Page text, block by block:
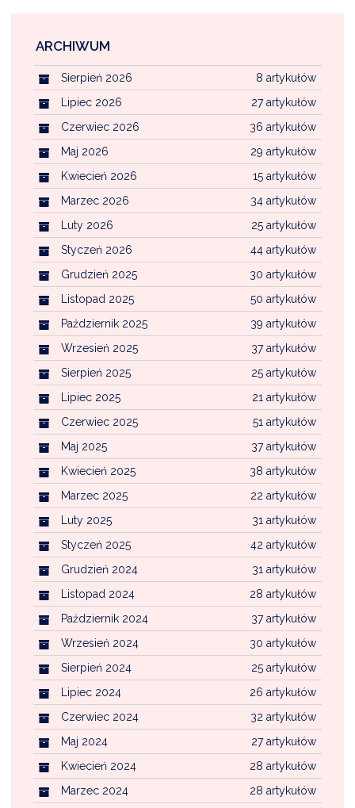
ARCHIWUM
8 artykułów
Sierpień 2026
27 artykułów
Lipiec 2026
36 artykułów
Czerwiec 2026
29 artykułów
Maj 2026
15 artykułów
Kwiecień 2026
34 artykułów
Marzec 2026
25 artykułów
Luty 2026
44 artykułów
Styczeń 2026
30 artykułów
Grudzień 2025
50 artykułów
Listopad 2025
39 artykułów
Październik 2025
37 artykułów
Wrzesień 2025
25 artykułów
Sierpień 2025
21 artykułów
Lipiec 2025
51 artykułów
Czerwiec 2025
37 artykułów
Maj 2025
38 artykułów
Kwiecień 2025
22 artykułów
Marzec 2025
31 artykułów
Luty 2025
42 artykułów
Styczeń 2025
31 artykułów
Grudzień 2024
28 artykułów
Listopad 2024
37 artykułów
Październik 2024
30 artykułów
Wrzesień 2024
25 artykułów
Sierpień 2024
26 artykułów
Lipiec 2024
32 artykułów
Czerwiec 2024
27 artykułów
Maj 2024
28 artykułów
Kwiecień 2024
28 artykułów
Marzec 2024